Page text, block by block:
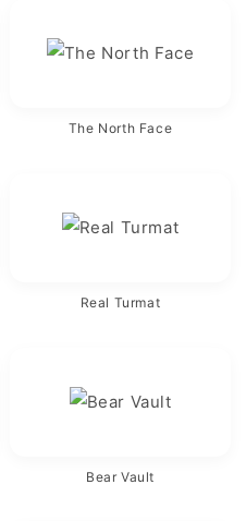
The North Face
Real Turmat
Bear Vault